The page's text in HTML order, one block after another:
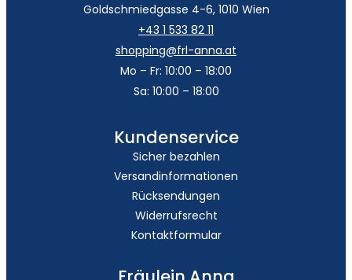
Goldschmiedgasse 4-6, 1010 Wien
+43 1 533 82 11
shopping@frl-anna.at
Mo – Fr: 10:00 – 18:00
Sa: 10:00 – 18:00
Kundenservice
Sicher bezahlen
Versandinformationen
Rücksendungen
Widerrufsrecht
Kontaktformular